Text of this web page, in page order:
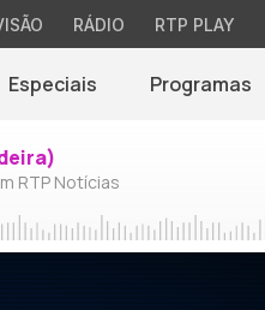
RÁDIO RTP PLAY
Especiais Programas
RTP Notícias